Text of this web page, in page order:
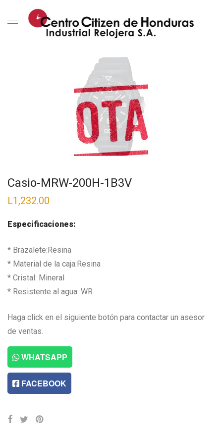
Casio-MRW-200H-1B3V
L1,232.00
Especificaciones:
* Brazalete:Resina
* Material de la caja:Resina
* Cristal: Mineral
* Resistente al agua: WR
Haga click en el siguiente botón para contactar un asesor
de ventas.
WHATSAPP
FACEBOOK